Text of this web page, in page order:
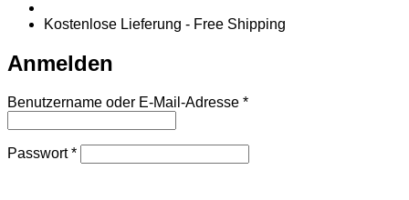
Kostenlose Lieferung - Free Shipping
Anmelden
Benutzername oder E-Mail-Adresse *Erforderlich
Passwort*Erforderlich